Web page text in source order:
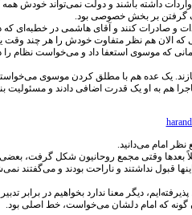
داشته باشند و دولت نمی‌تواند خودش همه
گرفتن بر بخش خصوصی بود.
و صادرات کنند و آقای هاشمی در خطبه‌ای
الان هم نظر متفاوت خودش را هر چند
که موسوی استعفا داد و می‌خواست نظام را
یک عده هم با مطلق کردن موسوی
ماجرا هم به او یک قدرت اضافی دادند و
امام می‌دانید.
بعدها وقتی مجمع روحانیون شکل گرفت،
نداشتند و ناراحت بودند و می‌گفتند
دیگر معنا ندارد بخواهیم در برابر
گونه که امام دلشان می‌خواست، خط اصلی بود.